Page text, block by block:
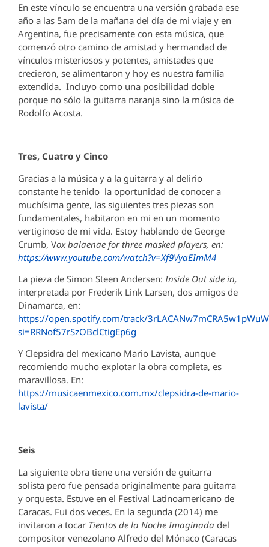
En este vínculo se encuentra una versión grabada ese
año a las 5am de la mañana del día de mi viaje y en
Argentina, fue precisamente con esta música, que
comenzó otro camino de amistad y hermandad de
vínculos misteriosos y potentes, amistades que
crecieron, se alimentaron y hoy es nuestra familia
extendida. Incluyo como una posibilidad doble
porque no sólo la guitarra naranja sino la música de
Rodolfo Acosta.
Tres, Cuatro y Cinco
Gracias a la música y a la guitarra y al delirio
constante he tenido la oportunidad de conocer a
muchísima gente, las siguientes tres piezas son
fundamentales, habitaron en mi en un momento
vertiginoso de mi vida. Estoy hablando de George
Crumb, Vox balaenae for three masked players, en:
https://www.youtube.com/watch?v=Xf9VyaEImM4
La pieza de Simon Steen Andersen:Inside Out side in,
interpretada por Frederik Link Larsen, dos amigos de
Dinamarca, en:
https://open.spotify.com/track/
si=RRNof57rSzOBclCtigEp6g
Y Clepsidra del mexicano Mario Lavista, aunque
recomiendo mucho explotar la obra completa, es
maravillosa. En:
https://musicaenmexico.com.mx/clepsidra-de-mario-
lavista/
Seis
La siguiente obra tiene una versión de guitarra
solista pero fue pensada originalmente para guitarra
y orquesta. Estuve en el Festival Latinoamericano de
Caracas. Fui dos veces. En la segunda (2014) me
invitaron a tocar Tientos de la Noche Imaginada del
compositor venezolano Alfredo del Mónaco (Caracas